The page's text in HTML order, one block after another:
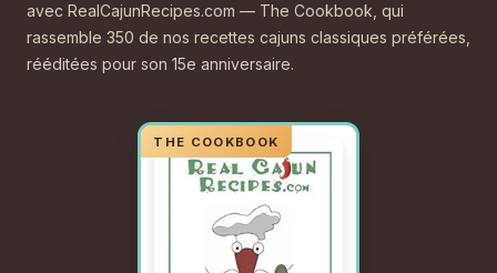
avec RealCajunRecipes.com — The Cookbook, qui
rassemble 350 de nos recettes cajuns classiques préférées,
rééditées pour son 15e anniversaire.